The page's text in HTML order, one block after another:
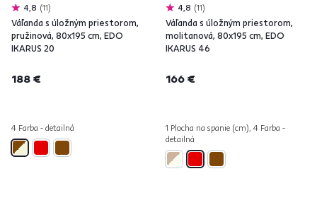
4,8 11
Váľanda s úložným priestorom,
pružinová, 80x195 cm, EDO
IKARUS 20
188 €
4 Farba - detailná
4,8 11
Váľanda s úložným priestorom,
molitanová, 80x195 cm, EDO
IKARUS 46
166 €
1 Plocha na spanie (cm), 4 Farba -
detailná